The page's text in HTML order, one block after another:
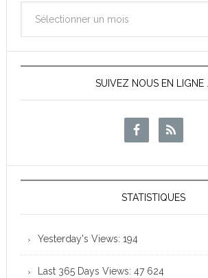
des
News
SUIVEZ NOUS EN LIGNE …
STATISTIQUES
Yesterday's Views: 194
Last 365 Days Views: 47 624